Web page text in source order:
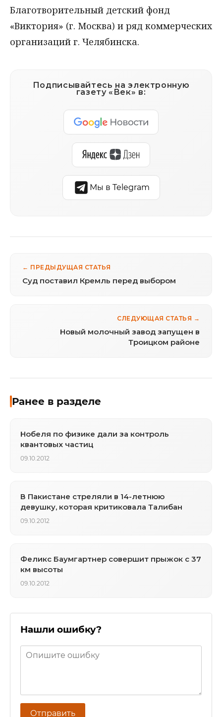
Благотворительный детский фонд
«Виктория» (г. Москва) и ряд коммерческих
организаций г. Челябинска.
Подписывайтесь на электронную
газету «Век» в:
Мы в Telegram
← ПРЕДЫДУЩАЯ СТАТЬЯ
Суд поставил Кремль перед выбором
СЛЕДУЮЩАЯ СТАТЬЯ →
Новый молочный завод запущен в
Троицком районе
Ранее в разделе
Нобеля по физике дали за контроль
квантовых частиц
09.10.2012
В Пакистане стреляли в 14-летнюю
девушку, которая критиковала Талибан
09.10.2012
Феликс Баумгартнер совершит прыжок с 37
км высоты
09.10.2012
Нашли ошибку?
Отправить